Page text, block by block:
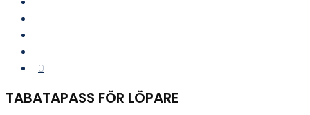
0
TABATAPASS FÖR LÖPARE